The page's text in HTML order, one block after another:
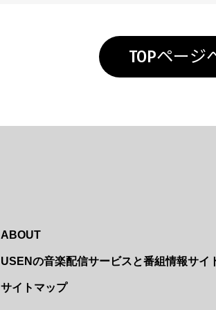
TOPページ
ABOUT
USENの音楽配信サービスと番組情報サイ
サイトマップ